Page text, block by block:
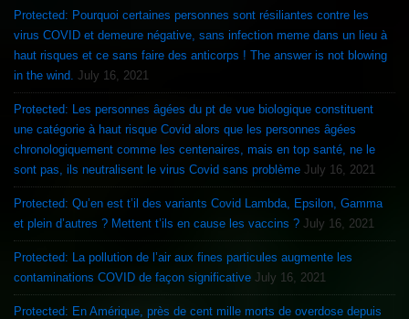
Protected: Pourquoi certaines personnes sont résiliantes contre les
virus COVID et demeure négative, sans infection meme dans un lieu à
haut risques et ce sans faire des anticorps ! The answer is not blowing
in the wind. July 16, 2021
Protected: Les personnes âgées du pt de vue biologique constituent
une catégorie à haut risque Covid alors que les personnes âgées
chronologiquement comme les centenaires, mais en top santé, ne le
sont pas, ils neutralisent le virus Covid sans problème July 16, 2021
Protected: Qu’en est t’il des variants Covid Lambda, Epsilon, Gamma
et plein d’autres ? Mettent t’ils en cause les vaccins ? July 16, 2021
Protected: La pollution de l’air aux fines particules augmente les
contaminations COVID de façon significative July 16, 2021
Protected: En Amérique, près de cent mille morts de overdose depuis